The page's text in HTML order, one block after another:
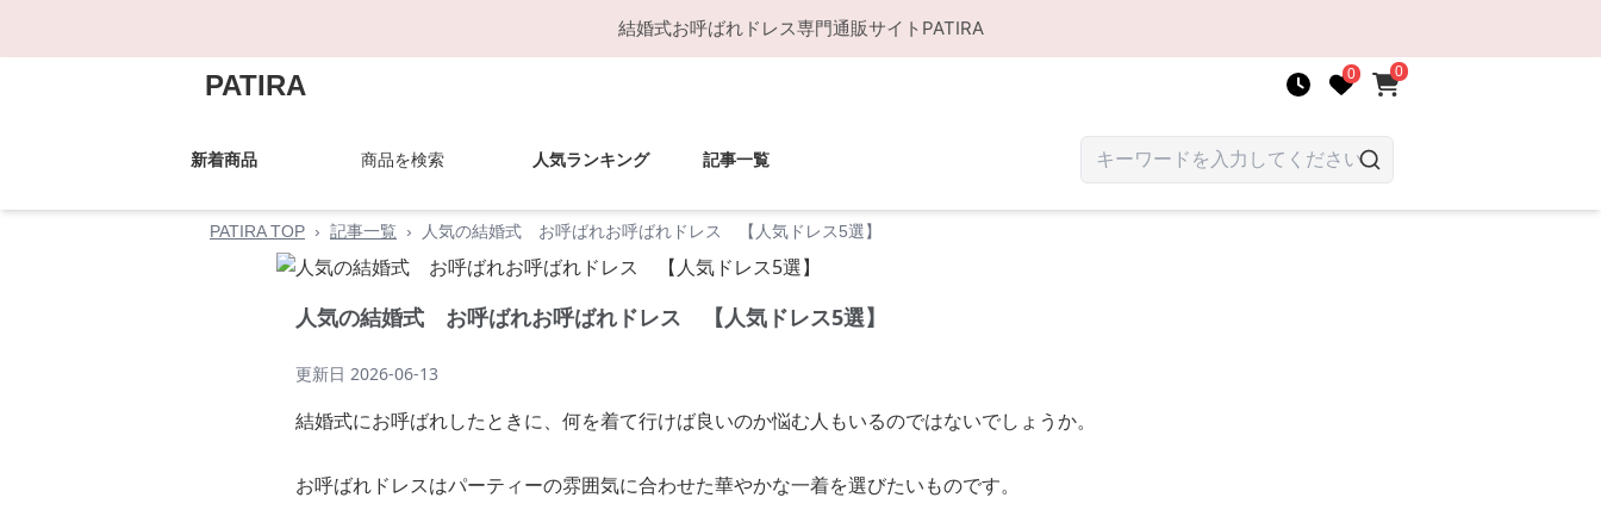
結婚式お呼ばれドレス専門通販サイト PATIRA
PATIRA 0 0
新着商品 商品を検索 人気ランキング 記事一覧
PATIRA TOP › 記事一覧 › 人気の結婚式 お呼ばれお呼ばれドレス 【人気ドレス5選】
人気の結婚式 お呼ばれお呼ばれドレス 【人気ドレス5選】
更新日 2026-06-13
結婚式にお呼ばれしたときに、何を着て行けば良いのか悩む人もいるのではないでしょうか。
お呼ばれドレスはパーティーの雰囲気に合わせた華やかな一着を選びたいものです。